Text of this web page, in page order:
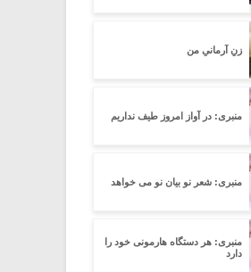
زنِ آرمانیِ من
منبری: در آواز امروز طیف نداریم
منبری: شعر نو بیان نو می خواهد
منبری: هر دستگاه هارمونی خود را
دارد